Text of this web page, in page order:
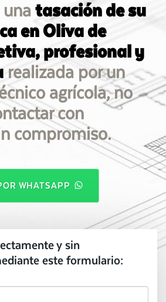
tasación de su
en Oliva de
profesional y
realizada por un
agrícola, no
con
compromiso.
WHATSAPP
y sin
este formulario: